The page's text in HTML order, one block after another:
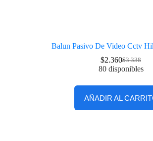
Balun Pasivo De Video Cctv
$3.338
$2.360
80 disponibles
AÑADIR AL